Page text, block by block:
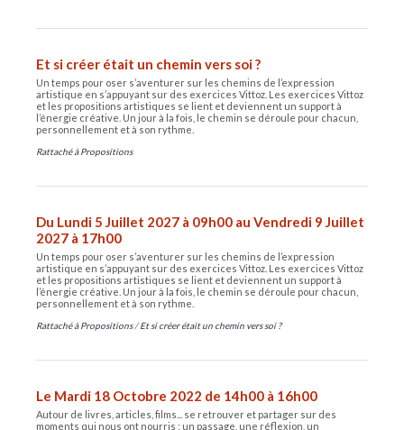
Et si créer était un chemin vers soi ?
Un temps pour oser s’aventurer sur les chemins de l’expression
artistique en s’appuyant sur des exercices Vittoz. Les exercices Vittoz
et les propositions artistiques se lient et deviennent un support à
l’énergie créative. Un jour à la fois, le chemin se déroule pour chacun,
personnellement et à son rythme.
Rattaché à Propositions
Du Lundi 5 Juillet 2027 à 09h00 au Vendredi 9 Juillet
2027 à 17h00
Un temps pour oser s’aventurer sur les chemins de l’expression
artistique en s’appuyant sur des exercices Vittoz. Les exercices Vittoz
et les propositions artistiques se lient et deviennent un support à
l’énergie créative. Un jour à la fois, le chemin se déroule pour chacun,
personnellement et à son rythme.
Rattaché à Propositions /Et si créer était un chemin vers soi ?
Le Mardi 18 Octobre 2022 de 14h00 à 16h00
Autour de livres, articles, films... se retrouver et partager sur des
moments qui nous ont nourris : un passage, une réflexion, un